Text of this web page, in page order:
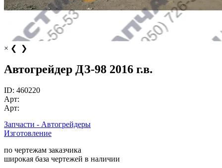
× ❮ ❯
Автогрейдер ДЗ-98 2016 г.в.
ID: 460220
Арт:
Арт:
Запчасти - Автогрейдеры
Изготовление
по чертежам заказчика
широкая база чертежей в наличии